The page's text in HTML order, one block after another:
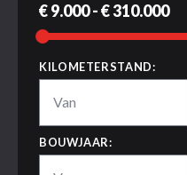
€ 9.000 - € 310.000
KILOMETERSTAND:
Van
BOUWJAAR: